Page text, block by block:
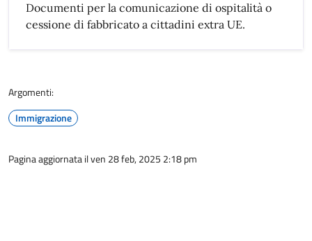
Documenti per la comunicazione di ospitalità o
cessione di fabbricato a cittadini extra UE.
Argomenti:
Immigrazione
Pagina aggiornata il ven 28 feb, 2025 2:18 pm